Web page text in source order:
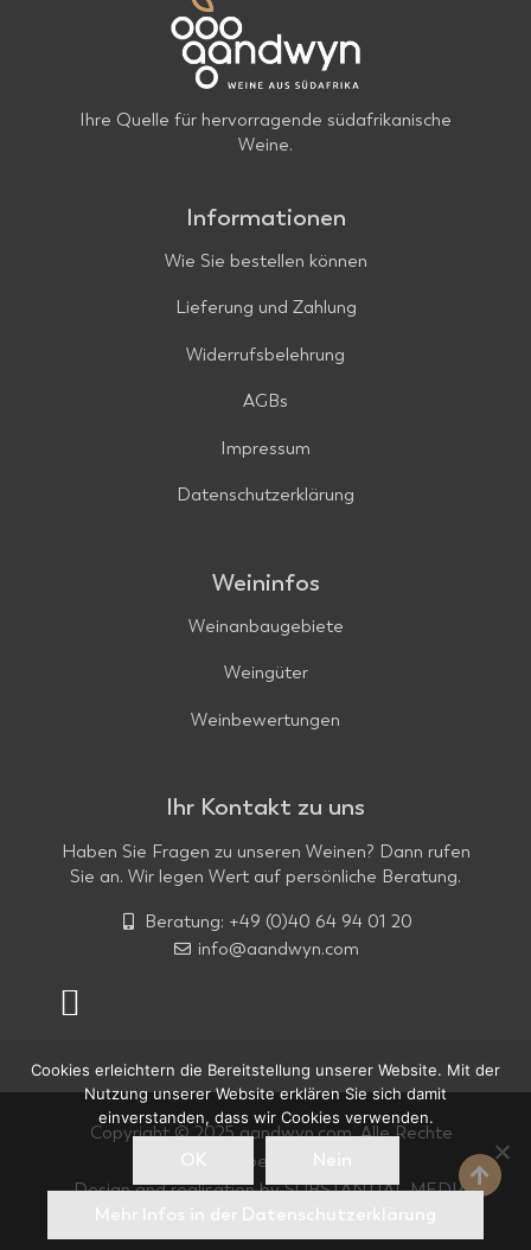
Ihre Quelle für hervorragende südafrikanische
Weine.
Informationen
Wie Sie bestellen können
Lieferung und Zahlung
Widerrufsbelehrung
AGBs
Impressum
Datenschutzerklärung
Weininfos
Weinanbaugebiete
Weingüter
Weinbewertungen
Ihr Kontakt zu uns
Haben Sie Fragen zu unseren Weinen? Dann rufen
Sie an. Wir legen Wert auf persönliche Beratung.
Beratung: +49 (0)40 64 94 01 20
info@aandwyn.com
Copyright © 2025 aandwyn.com. Alle Rechte
vorbehalten.
Design and realisation bySUBSTANTIAL MEDIA
GmbH
Cookies erleichtern die Bereitstellung unserer Website. Mit der
Nutzung unserer Website erklären Sie sich damit
einverstanden, dass wir Cookies verwenden.
OK Nein
Mehr Infos in der Datenschutzerklärung